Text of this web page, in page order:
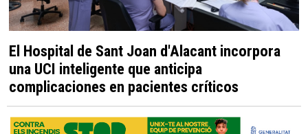
El Hospital de Sant Joan d'Alacant incorpora
una UCI inteligente que anticipa
complicaciones en pacientes críticos